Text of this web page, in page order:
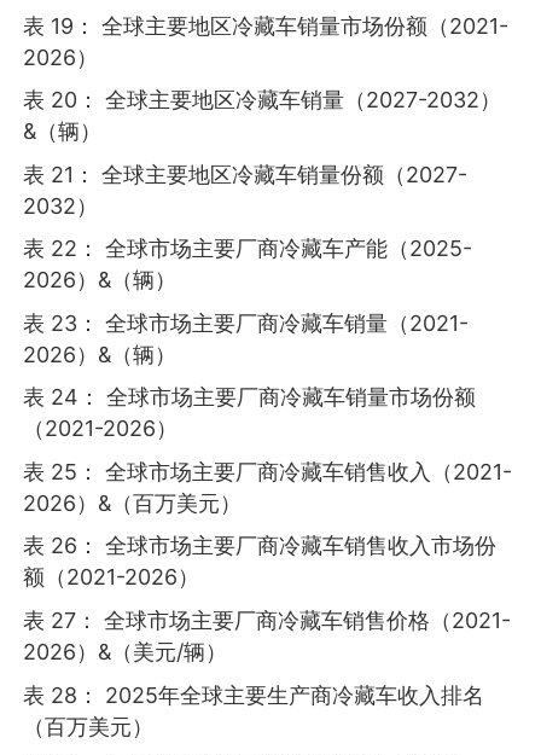
表 19： 全球主要地区冷藏车销量市场份额（2021-
2026）
表 20： 全球主要地区冷藏车销量（2027-2032）
&（辆）
表 21： 全球主要地区冷藏车销量份额（2027-
2032）
表 22： 全球市场主要厂商冷藏车产能（2025-
2026）&（辆）
表 23： 全球市场主要厂商冷藏车销量（2021-
2026）&（辆）
表 24： 全球市场主要厂商冷藏车销量市场份额
（2021-2026）
表 25： 全球市场主要厂商冷藏车销售收入（2021-
2026）&（百万美元）
表 26： 全球市场主要厂商冷藏车销售收入市场份
额（2021-2026）
表 27： 全球市场主要厂商冷藏车销售价格（2021-
2026）&（美元/辆）
表 28： 2025年全球主要生产商冷藏车收入排名
（百万美元）